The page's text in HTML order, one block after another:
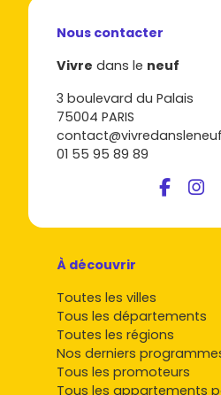
T3 et T4 pour la vie de
proposent des plans optimisés,
combiner télétravail et confort
Appartements avec
se distinguent par leurs
lespromoteurs
reconnus et
Astuce : pour comparer les
temps réel (prix, disponibilités,
annonces de Vivre dans le neuf
les secteurs qui t'intéressent.
Où chercher ton
Clermont-l'Hérault :
secteurs à cibler
Nous contacter
Vivre dans le neuf
3 boulevard du Palais
75004 PARIS
01 55 95 89 89
À découvrir
Toutes les villes
Tous les départements
Toutes les régions
Nos derniers
Tous les promoteurs
Tous les appartements